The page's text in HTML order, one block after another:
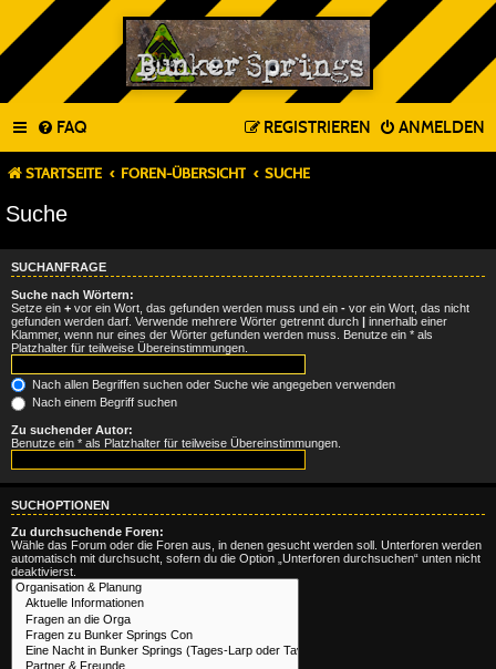
FAQ ANMELDEN
REGISTRIEREN
STARTSEITE FOREN-ÜBERSICHT SUCHE
Suche
SUCHANFRAGE
Suche nach Wörtern:
Setze ein + vor ein Wort, das gefunden werden muss und ein - vor ein Wort, das nicht
gefunden werden darf. Verwende mehrere Wörter getrennt durch | innerhalb einer
Klammer, wenn nur eines der Wörter gefunden werden muss. Benutze ein * als
Platzhalter für teilweise Übereinstimmungen.
Nach allen Begriffen suchen oder Suche wie angegeben verwenden
Nach einem Begriff suchen
Zu suchender Autor:
Benutze ein * als Platzhalter für teilweise Übereinstimmungen.
SUCHOPTIONEN
Zu durchsuchende Foren:
Wähle das Forum oder die Foren aus, in denen gesucht werden soll. Unterforen werden
automatisch mit durchsucht, sofern du die Option „Unterforen durchsuchen“ unten nicht
deaktivierst.